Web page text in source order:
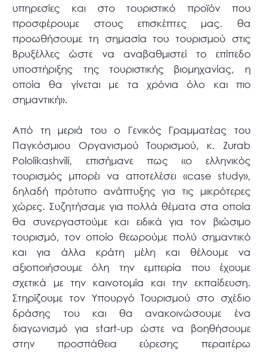
υπηρεσίες και στο τουριστικό προϊόν που
προσφέρουμε στους επισκέπτες μας. θα
προωθήσουμε τη σημασία του τουρισμού στις
Βρυξέλλες ώστε να αναβαθμιστεί το επίπεδο
υποστήριξης της τουριστικής βιομηχανίας, η
οποία θα γίνεται με τα χρόνια όλο και πιο
σημαντική».
Από τη μεριά του ο Γενικός Γραμματέας του
Παγκόσμιου Οργανισμού Τουρισμού, κ. Zurab
Pololikashvili, επισήμανε πως «ο ελληνικός
τουρισμός μπορέι να αποτελέσει «case study»,
δηλαδή πρότυπο ανάπτυξης για τις μικρότερες
χώρες. Συζητήσαμε για πολλά θέματα στα οποία
θα συνεργαστούμε και ειδικά για τον βιώσιμο
τουρισμό, τον οποίο θεωρούμε πολύ σημαντικό
και για άλλα κράτη μέλη και θέλουμε να
αξιοποιήσουμε όλη την εμπειρία που έχουμε
σχετικά με την καινοτομία και την εκπαίδευση.
Στηρίζουμε τον Υπουργό Τουρισμού στο σχέδιο
δράσης του και θα ανακοινώσουμε ένα
διαγωνισμό για start-up ώστε να βοηθήσουμε
στην προσπάθεια εύρεσης περαιτέρω